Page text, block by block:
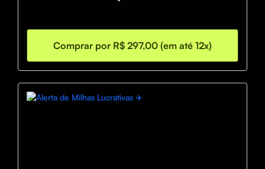
Comprar por R$ 297,00 (em até 12x)